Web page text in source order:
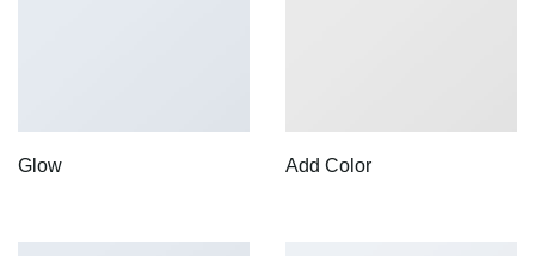
Glow Add Color